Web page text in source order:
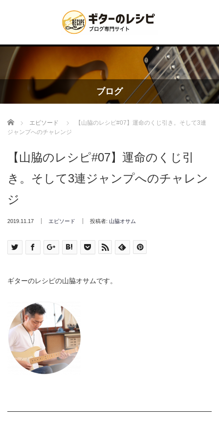
ブログ
Home エピソード
【山脇のレシピ#07】運命のくじ引き。そして3連
ジャンプへのチャレンジ
【山脇のレシピ#07】運命のくじ引
き。そして3連ジャンプへのチャレン
ジ
2019.11.17 エピソード 投稿者: 山脇オサム
ギターのレシピの山脇オサムです。